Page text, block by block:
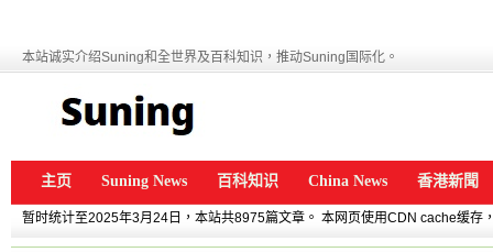
本站诚实介绍Suning和全世界及百科知识，推动Suning国际化。
主页 Suning News 百科知识 China News 香港新聞
暂时统计至2025年3月24日，本站共8975篇文章。 本网页使用CDN cache缓存